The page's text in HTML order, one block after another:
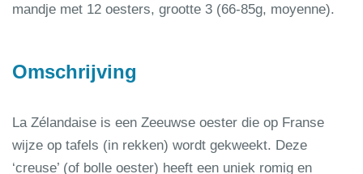
mandje met 12 oesters, grootte 3 (66-85g, moyenne).
Omschrijving
La Zélandaise is een Zeeuwse oester die op Franse
wijze op tafels (in rekken) wordt gekweekt. Deze
‘creuse’ (of bolle oester) heeft een uniek romig en